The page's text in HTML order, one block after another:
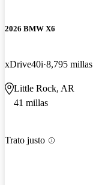
2026 BMW X6
xDrive40i 8,795 millas
Little Rock, AR
41 millas
Trato justo